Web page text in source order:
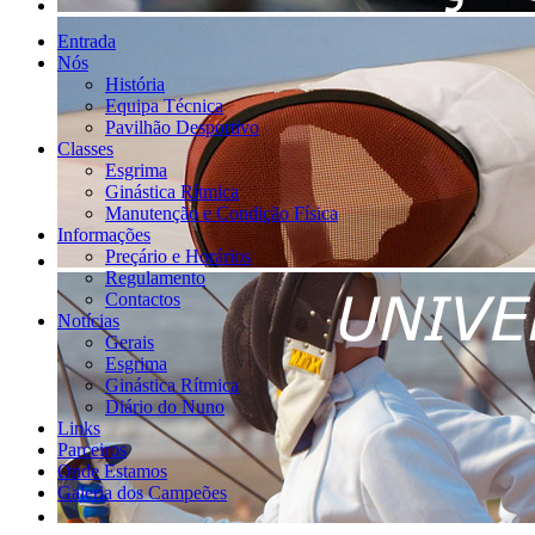
Entrada
Nós
História
Equipa Técnica
Pavilhão Desportivo
Classes
Esgrima
Ginástica Rítmica
Manutenção e Condição Física
Informações
Preçário e Horários
Regulamento
Contactos
Notícias
Gerais
Esgrima
Ginástica Rítmica
Diário do Nuno
Links
Parceiros
Onde Estamos
Galeria dos Campeões